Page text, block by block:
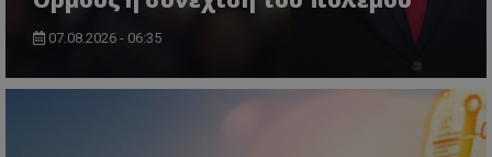
07.08.2026 - 06:35